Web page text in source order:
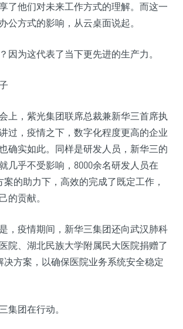
了他们对未来工作方式的理解。而这一
公方式的影响，从云桌面说起。
因为这代表了当下更先进的生产力。
上，紫光集团联席总裁兼新华三首席执
过，疫情之下，数字化程度更高的企业
确实如此。同样是研发人员，新华三的
几乎不受影响，8000余名研发人员在
的助力下，高效的完成了既定工作，
的贡献。
，疫情期间，新华三集团还向武汉肺科
院、湖北民族大学附属民大医院捐赠了
决方案，以确保医院业务系统安全稳定
集团在行动。